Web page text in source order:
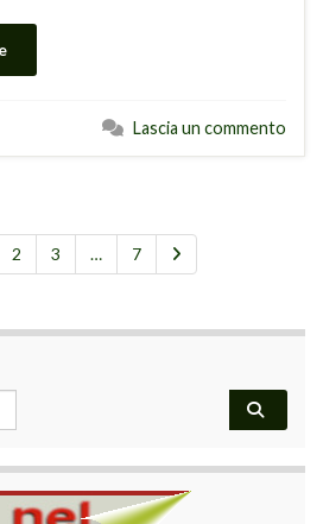
Lascia un commento
2 3 … 7